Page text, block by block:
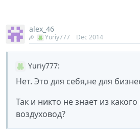
alex_46
Yuriy777 Dec 2014
Yuriy777:
Нет. Это для себя,не для
Так и никто не знает из
воздуховод?